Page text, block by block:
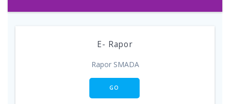
E- Rapor
Rapor SMADA
GO